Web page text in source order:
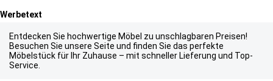
Werbetext
Entdecken Sie hochwertige Möbel zu unschlagbaren Preisen!
Besuchen Sie unsere Seite und finden Sie das perfekte
Möbelstück für Ihr Zuhause – mit schneller Lieferung und Top-
Service.